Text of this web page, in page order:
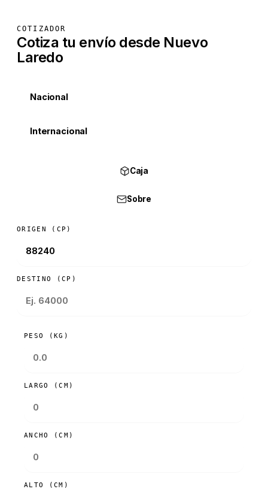
COTIZADOR
Cotiza tu envío desde Nuevo
Laredo
Nacional
Internacional
Caja
Sobre
ORIGEN (CP)
DESTINO (CP)
PESO (KG)
LARGO (CM)
ANCHO (CM)
ALTO (CM)